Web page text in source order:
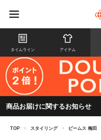
タイムライン アイテム
商品お届けに関するお知らせ
TOP > スタイリング > ビームス 梅田